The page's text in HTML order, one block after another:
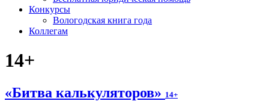
Конкурсы
Вологодская книга года
Коллегам
14+
«Битва калькуляторов» 14+